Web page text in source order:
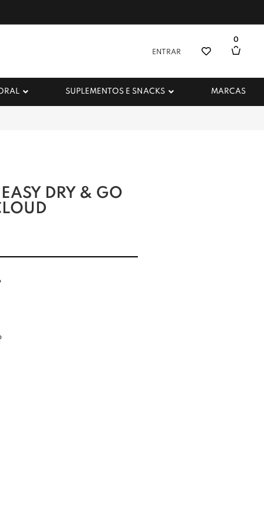
ENTRAR
0
SUPLEMENTOS E SNACKS MARCAS
EASY DRY & GO